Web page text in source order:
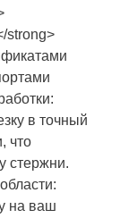
strong>
в точный
что
стержни.
на ваш